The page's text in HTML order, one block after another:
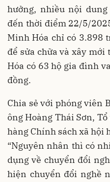
hưởng, nhiều nội
đến thời điểm 22/5/
Minh Hóa chỉ có 3.898
để sửa chữa và xây
Hóa có 63 hộ gia đình
đồng.
Chia sẻ với phóng viên
ông Hoàng Thái Sơn,
hàng Chính sách xã hội
“Nguyên nhân thì có
dụng về chuyển đổi
hiện chuyển đổi nghề